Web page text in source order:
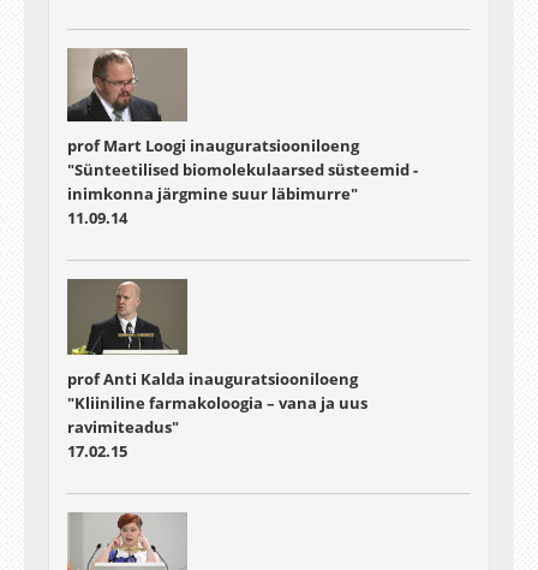
prof Mart Loogi inauguratsiooniloeng
"Sünteetilised biomolekulaarsed süsteemid -
inimkonna järgmine suur läbimurre"
11.09.14
prof Anti Kalda inauguratsiooniloeng
"Kliiniline farmakoloogia – vana ja uus
ravimiteadus"
17.02.15